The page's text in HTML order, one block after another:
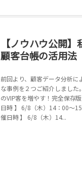
【ノウハウ公開
顧客台帳の活用法
前回より、顧客データ分析に
な事例を２つご紹介しまし
のVIP客を増やす！完全保存
日時 】 6/8（木）14：00～
催日時 】 6/8（木）14...